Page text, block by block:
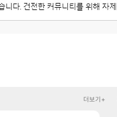
더보기+